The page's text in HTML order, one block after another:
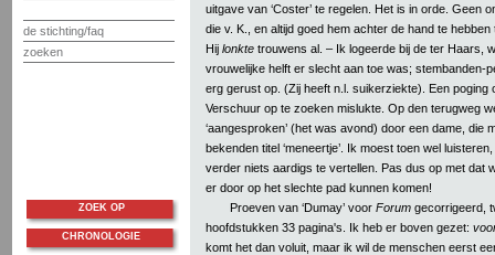
de stichting/faq
zoeken
uitgave van ‘Coster’ te regelen. Het is in orde. Geen
die v. K., en altijd goed hem achter de hand te
Hij lonkte trouwens al. – Ik logeerde bij de ter Haars,
vrouwelijke helft er slecht aan toe was; stembanden-
erg gerust op. (Zij heeft n.l. suikerziekte). Een poging
Verschuur op te zoeken mislukte. Op den terugweg
‘aangesproken’ (het was avond) door een dame, die
bekenden titel ‘meneertje’. Ik moest toen wel
verder niets aardigs te vertellen. Pas dus op met dat
er door op het slechte pad kunnen komen!
Proeven van ‘Dumay’ voor Forum gecorrigeerd,
hoofdstukken 33 pagina's. Ik heb er boven gezet:
komt het dan voluit, maar ik wil de menschen eerst
ZOEK OP
CHRONOLOGIE